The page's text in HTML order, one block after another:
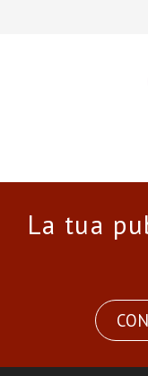
La tua